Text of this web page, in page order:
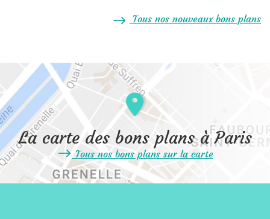
Tous nos nouveaux bons plans
La carte des bons plans à Paris
Tous nos bons plans sur la carte